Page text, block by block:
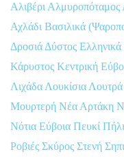
Αλιβέρι Αλμυροπόταμος
Αχλάδι Βασιλικά
Δροσιά Δύστος Ελληνικά
Κάρυστος Κεντρική
Λιχάδα Λουκίσια
Μουρτερή Νέα Αρτάκη
Νότια Εύβοια Πευκί Πήλι
Ροβιές Σκύρος Στενή